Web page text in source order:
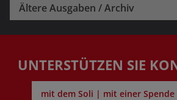
Ältere Ausgaben / Archiv
UNTERSTÜTZEN SIE
mit dem Soli | mit einer